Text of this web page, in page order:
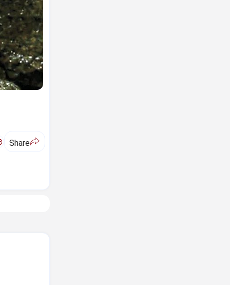
Share